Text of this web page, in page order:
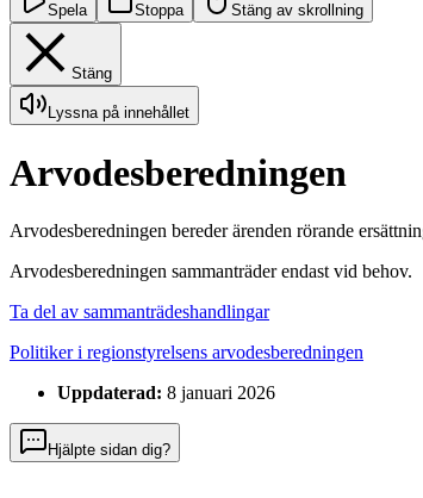
Spela Stoppa Stäng av skrollning
Stäng
Lyssna på innehållet
Arvodesberedningen
Arvodesberedningen bereder ärenden rörande
Arvodesberedningen sammanträder endast vid behov.
Ta del av sammanträdeshandlingar
Politiker i regionstyrelsens arvodesberedningen
Uppdaterad: 8 januari 2026
Hjälpte sidan dig?